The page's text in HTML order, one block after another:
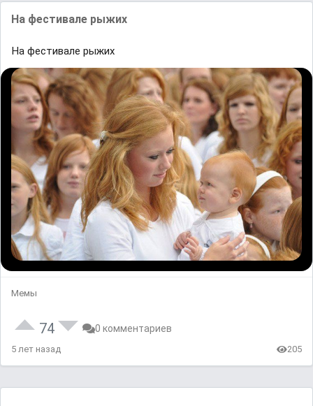
На фестивале рыжих
На фестивале рыжих
Мемы
74 0 комментариев
5 лет назад 205